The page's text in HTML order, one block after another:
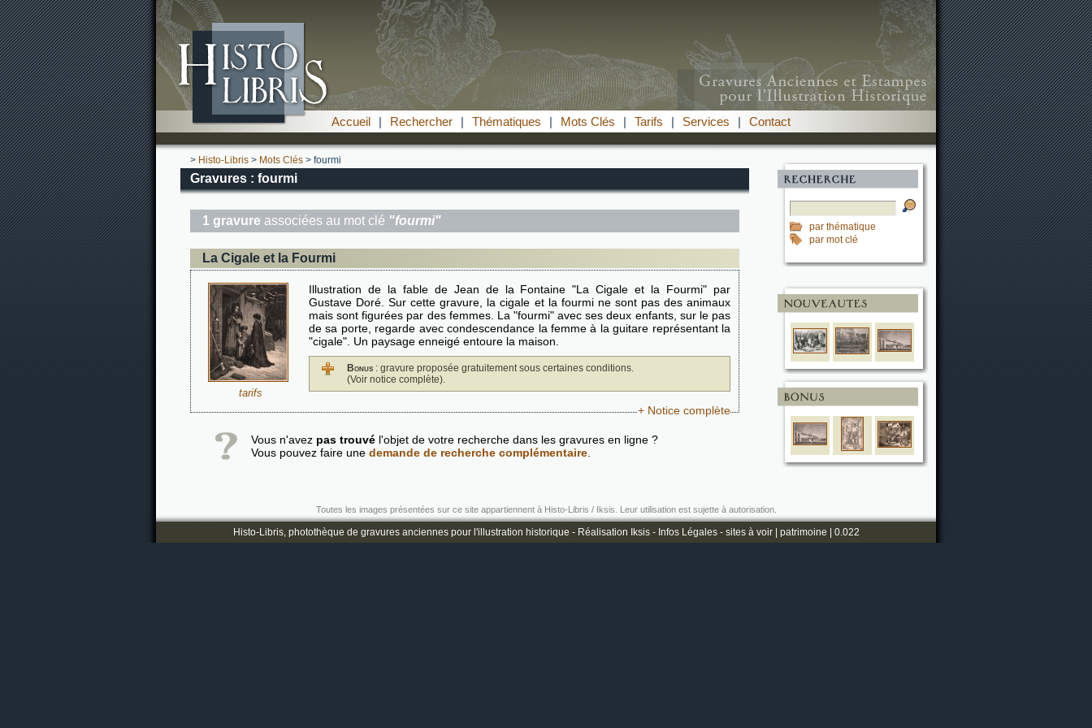
Accueil | Rechercher | Thématiques | Mots Clés | Tarifs | Services | Contact
par thématique
par mot clé
> Histo-Libris > Mots Clés > fourmi
Gravures : fourmi
1 gravure associées au mot clé "fourmi"
La Cigale et la Fourmi
tarifs
Illustration de la fable de Jean de la Fontaine "La Cigale et la Fourmi" par
Gustave Doré. Sur cette gravure, la cigale et la fourmi ne sont pas des animaux
mais sont figurées par des femmes. La "fourmi" avec ses deux enfants, sur le pas
de sa porte, regarde avec condescendance la femme à la guitare représentant la
"cigale". Un paysage enneigé entoure la maison.
Bonus : gravure proposée gratuitement sous certaines conditions.
(Voir notice complète).
+ Notice complète
Vous n'avez pas trouvé l'objet de votre recherche dans les gravures en ligne ?
Vous pouvez faire une demande de recherche complémentaire
Toutes les images présentées sur ce site appartiennent à Histo-Libris / Iksis. Leur utilisation est sujette à autorisation.
Histo-Libris, photothèque de gravures anciennes pour l'illustration historique - Réalisation Iksis- Infos Légales- sites à voir| patrimoine | 0.022